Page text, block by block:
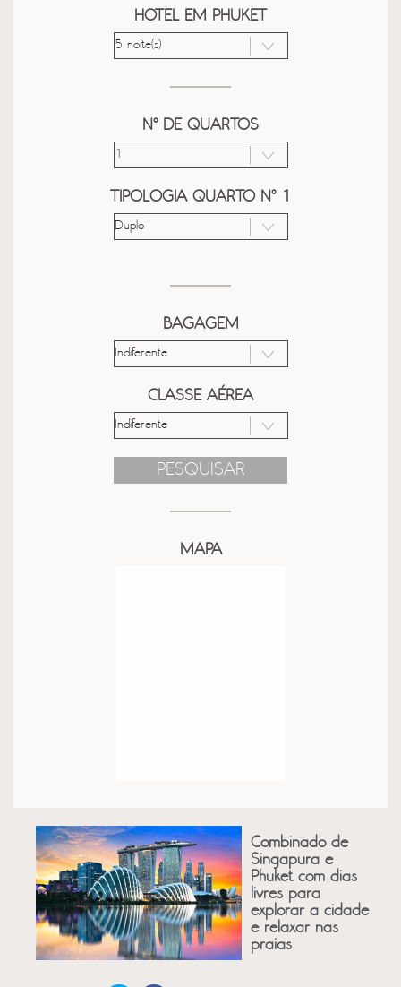
HOTEL EM PHUKET
Nº DE QUARTOS
TIPOLOGIA QUARTO Nº 1
BAGAGEM
CLASSE AÉREA
PESQUISAR
MAPA
Combinado de
Singapura e
Phuket com dias
livres para
explorar a cidade
e relaxar nas
praias